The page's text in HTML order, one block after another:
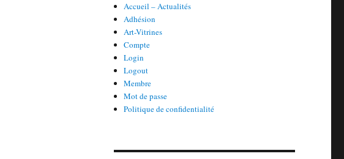
Accueil – Actualités
Adhésion
Art-Vitrines
Compte
Login
Logout
Membre
Mot de passe
Politique de confidentialité